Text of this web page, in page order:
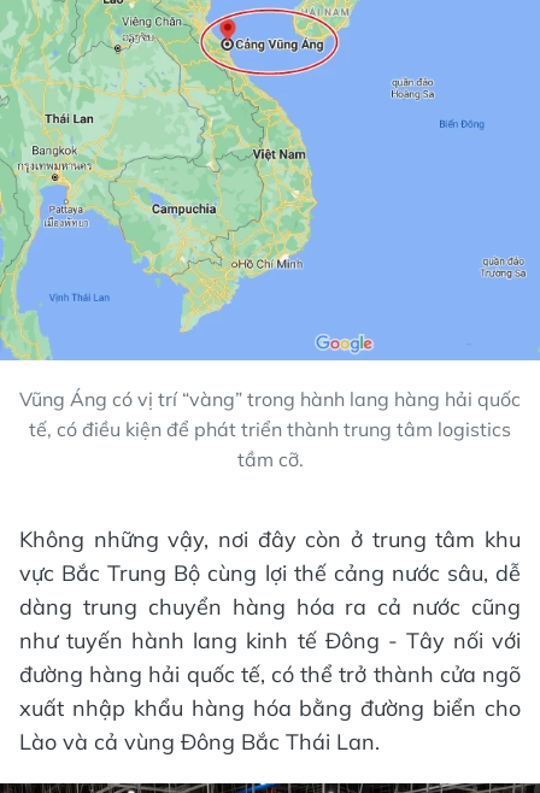
Vũng Áng có vị trí “vàng” trong hành lang hàng hải quốc
tế, có điều kiện để phát triển thành trung tâm logistics
tầm cỡ.
Không những vậy, nơi đây còn ở trung tâm khu
vực Bắc Trung Bộ cùng lợi thế cảng nước sâu, dễ
dàng trung chuyển hàng hóa ra cả nước cũng
như tuyến hành lang kinh tế Đông - Tây nối với
đường hàng hải quốc tế, có thể trở thành cửa ngõ
xuất nhập khẩu hàng hóa bằng đường biển cho
Lào và cả vùng Đông Bắc Thái Lan.